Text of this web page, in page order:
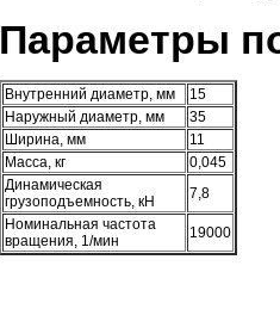
Параметры
Внутренний диаметр, мм
15
Наружный диаметр, мм
35
Ширина, мм
11
Масса, кг
0,045
Динамическая
грузоподъемность, кН
7,8
Номинальная частота
вращения, 1/мин
19000